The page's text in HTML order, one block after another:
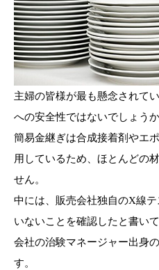
主婦の皆様が最も懸念されて
への安全性ではないでしょうか
簡易金継ぎは合成接着剤やエ
用しているため、ほとんどの
せん。
中には、販売会社独自のX線
いないことを確認したと書い
会社の治験マネージャー出身
す。